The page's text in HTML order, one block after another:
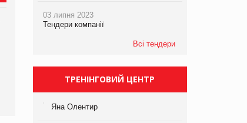
виробництва
компанії «УкраМарин»
03 липня 2023
Тендери компанії
Всі тендери
ТРЕНІНГОВИЙ ЦЕНТР
Яна Олентир